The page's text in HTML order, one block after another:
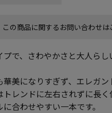
この商品に関するお問い合わせは
で、さわやかさと大人ら
美になりすぎず、エレガン
レンドに左右されずに長く
合わせやすい一本です。